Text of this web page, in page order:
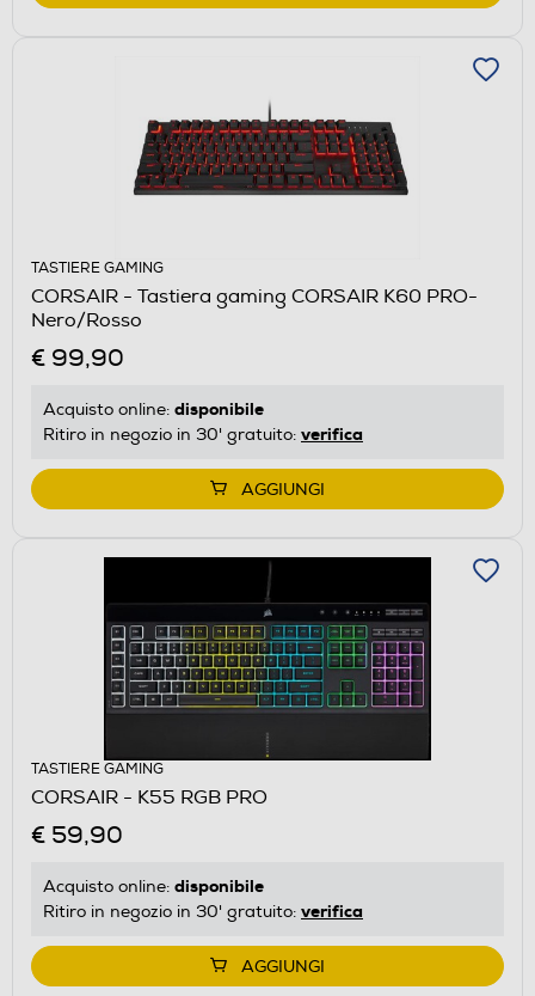
TASTIERE GAMING
CORSAIR - Tastiera gaming CORSAIR K60 PRO-
Nero/Rosso
€ 99,90
Acquisto online: disponibile
Ritiro in negozio in 30' gratuito: verifica
AGGIUNGI
TASTIERE GAMING
CORSAIR - K55 RGB PRO
€ 59,90
Acquisto online: disponibile
Ritiro in negozio in 30' gratuito: verifica
AGGIUNGI